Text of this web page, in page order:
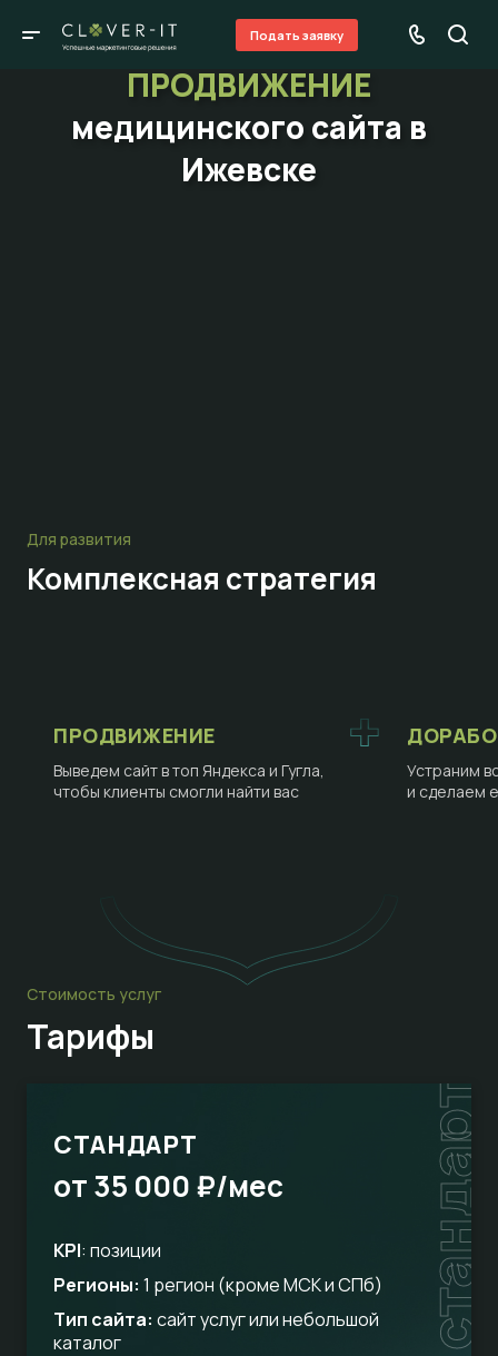
Подать заявку
ПРОДВИЖЕНИЕ
медицинского сайта в
Ижевске
Для развития
Комплексная стратегия
ПРОДВИЖЕНИЕ
Выведем сайт в топ Яндекса и Гугла,
чтобы клиенты смогли найти вас
Устраним
и сделаем
Стоимость услуг
Тарифы
стандарт
СТАНДАРТ
от 35 000 ₽/мес
KPI: позиции
Регионы: 1 регион (кроме МСК и СПб)
Тип сайта: сайт услуг или небольшой
каталог